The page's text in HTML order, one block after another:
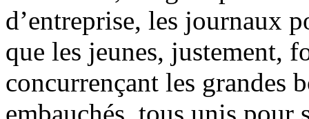
d’entreprise, les journaux
que les jeunes, justement,
concurrençant les grandes
embauchés, tous unis pour